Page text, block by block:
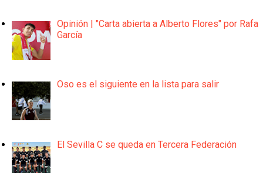
Opinión | "Carta abierta a Alberto Flores" por Rafa
García
Oso es el siguiente en la lista para salir
El Sevilla C se queda en Tercera Federación